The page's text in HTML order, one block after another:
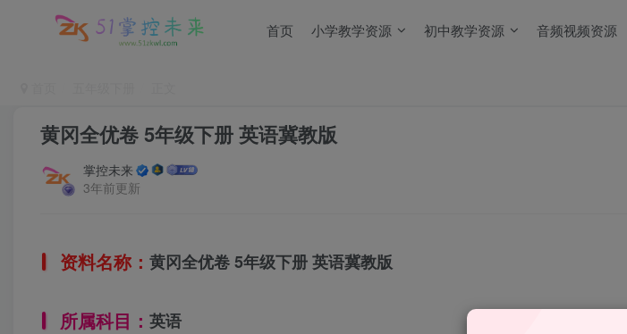
首页 小学教学资源 初中教学资源 音频视频资源
黄冈全优卷 5年级下册 英语冀教版
掌控未来
3年前更新
资料名称： 黄冈全优卷 5年级下册 英语冀教版
所属科目： 英语